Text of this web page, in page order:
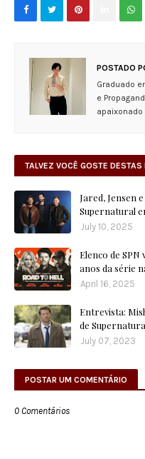
POSTADO
Graduado
e
TALVEZ VOCÊ GOSTE DESTAS
Jared, Jensen
Supernatural
July 10, 2025
Elenco de
anos da série
April 16, 2025
Entrevista:
de
July 07, 2023
POSTAR UM COMENTÁRIO
0 Comentários